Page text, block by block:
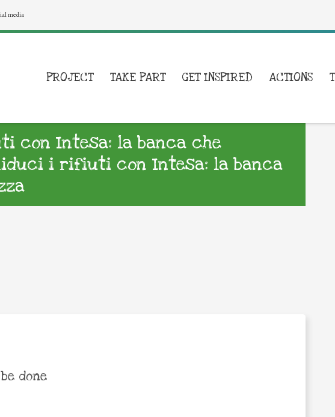
media
PROJECT TAKE PART GET INSPIRED ACTIONS
con Intesa: la banca che
i rifiuti con Intesa: la banca
done